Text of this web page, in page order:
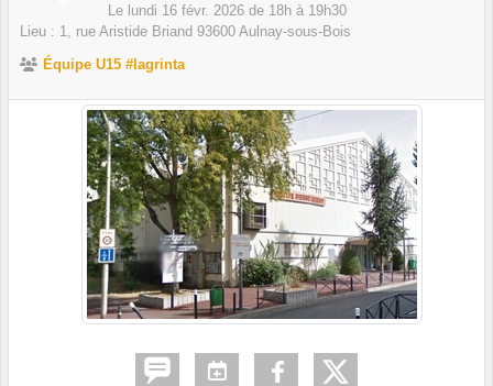
Le lundi 16 févr. 2026 de 18h à 19h30
Lieu : 1, rue Aristide Briand 93600 Aulnay-sous-Bois
Équipe U15 #lagrinta